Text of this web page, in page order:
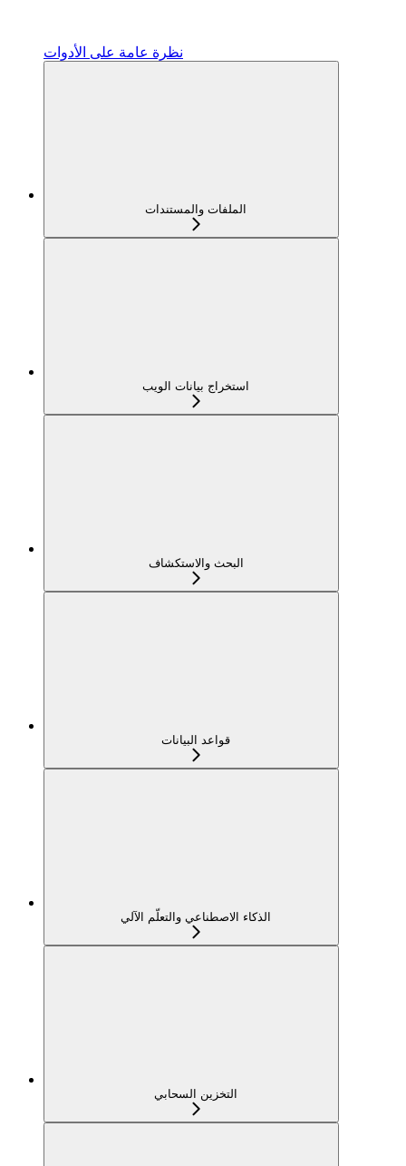
نظرة عامة على الأدوات
الملفات والمستندات
استخراج بيانات الويب
البحث والاستكشاف
قواعد البيانات
الذكاء الاصطناعي والتعلّم الآلي
التخزين السحابي